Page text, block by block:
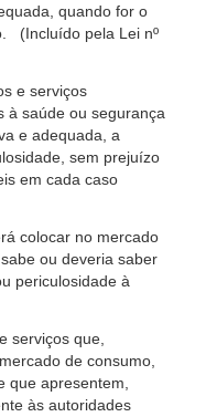
quando for o
(Incluído pela Lei nº
e serviços
à saúde ou segurança
e adequada, a
sem prejuízo
em cada caso
colocar no mercado
ou deveria saber
periculosidade à
serviços que,
de consumo,
que apresentem,
às autoridades